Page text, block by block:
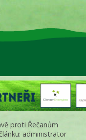
proti Řečanům
administrator